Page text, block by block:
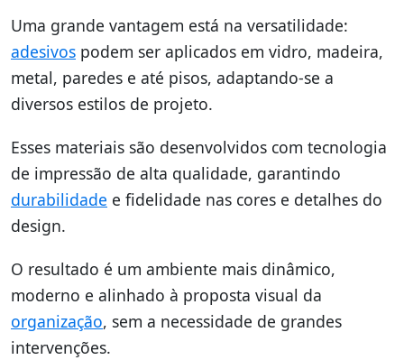
Uma grande vantagem está na versatilidade:
adesivos podem ser aplicados em vidro, madeira,
metal, paredes e até pisos, adaptando-se a
diversos estilos de projeto.
Esses materiais são desenvolvidos com tecnologia
de impressão de alta qualidade, garantindo
durabilidade e fidelidade nas cores e detalhes do
design.
O resultado é um ambiente mais dinâmico,
moderno e alinhado à proposta visual da
organização, sem a necessidade de grandes
intervenções.